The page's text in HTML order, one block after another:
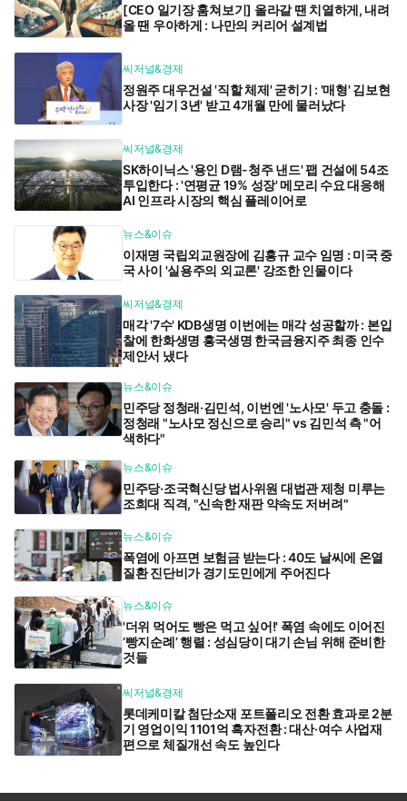
[CEO 일기장 훔쳐보기] 올라갈 땐 치열하게, 내려
올 땐 우아하게 : 나만의 커리어 설계법
씨저널&경제
정원주 대우건설 '직할 체제' 굳히기 : '매형' 김보현
사장 '임기 3년' 받고 4개월 만에 물러났다
씨저널&경제
SK하이닉스 '용인 D램-청주 낸드' 팹 건설에 54조
투입한다 : '연평균 19% 성장' 메모리 수요 대응해
AI 인프라 시장의 핵심 플레이어로
뉴스&이슈
이재명 국립외교원장에 김흥규 교수 임명 : 미국 중
국 사이 '실용주의 외교론' 강조한 인물이다
씨저널&경제
매각 '7수' KDB생명 이번에는 매각 성공할까 : 본입
찰에 한화생명 흥국생명 한국금융지주 최종 인수
제안서 냈다
뉴스&이슈
민주당 정청래·김민석, 이번엔 '노사모' 두고 충돌 :
정청래 "노사모 정신으로 승리" vs 김민석 측 "어
색하다"
뉴스&이슈
민주당·조국혁신당 법사위원 대법관 제청 미루는
조희대 직격, "신속한 재판 약속도 저버려"
뉴스&이슈
폭염에 아프면 보험금 받는다 : 40도 날씨에 온열
질환 진단비가 경기도민에게 주어진다
뉴스&이슈
'더위 먹어도 빵은 먹고 싶어!' 폭염 속에도 이어진
‘빵지순례’ 행렬 : 성심당이 대기 손님 위해 준비한
것들
씨저널&경제
롯데케미칼 첨단소재 포트폴리오 전환 효과로 2분
기 영업이익 1101억 흑자전환 : 대산·여수 사업재
편으로 체질개선 속도 높인다